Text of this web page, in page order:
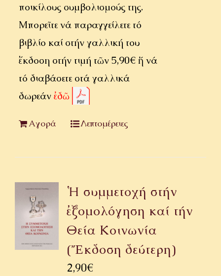
ποικίλους συμβολισμούς της.
Μπορεῖτε νά παραγγείλετε τό
βιβλίο καί στήν γαλλική του
ἔκδοση στήν τιμή τῶν 5,90€ ἤ νά
τό διαβάσετε στά γαλλικά
δωρεάνἐδῶ
Αγορά Λεπτομέρειες
Ἡ συμμετοχή στήν
ἐξομολόγηση καί τήν
Θεία Κοινωνία
(Ἔκδοση δεύτερη)
2,90€